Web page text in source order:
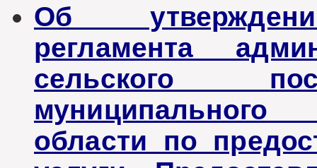
Об
регламента
сельского
муниципального
области по